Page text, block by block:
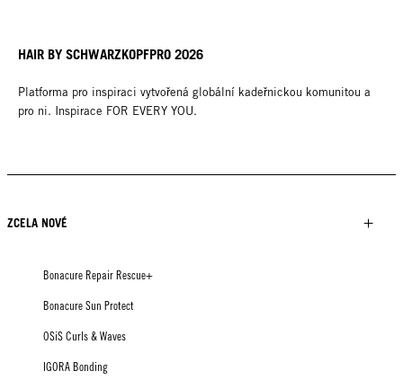
HAIR BY SCHWARZKOPFPRO 2026
Platforma pro inspiraci vytvořená globální kadeřnickou komunitou a
pro ni. Inspirace FOR EVERY YOU.
ZCELA NOVÉ
Bonacure Repair Rescue+
Bonacure Sun Protect
OSiS Curls & Waves
IGORA Bonding